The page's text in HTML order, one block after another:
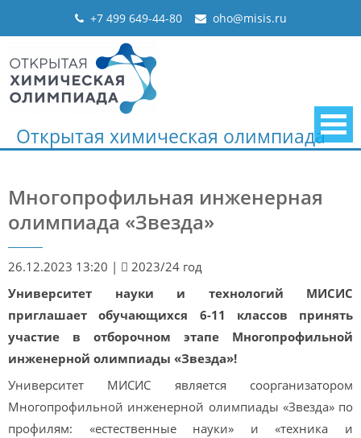
+7 499 649-44-80 oho@misis.ru
Открытая химическая олимпиада
Многопрофильная инженерная
олимпиада «Звезда»
26.12.2023 13:20 |
2023/24 год
Университет науки и технологий МИСИС
приглашает обучающихся 6-11 классов принять
участие в отборочном этапе Многопрофильной
инженерной олимпиады «Звезда»!
Университет МИСИС является соорганизатором
Многопрофильной инженерной олимпиады «Звезда» по
профилям: «естественные науки» и «техника и